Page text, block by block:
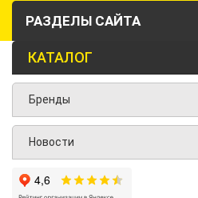
РАЗДЕЛЫ САЙТА
КАТАЛОГ
Бренды
Новости